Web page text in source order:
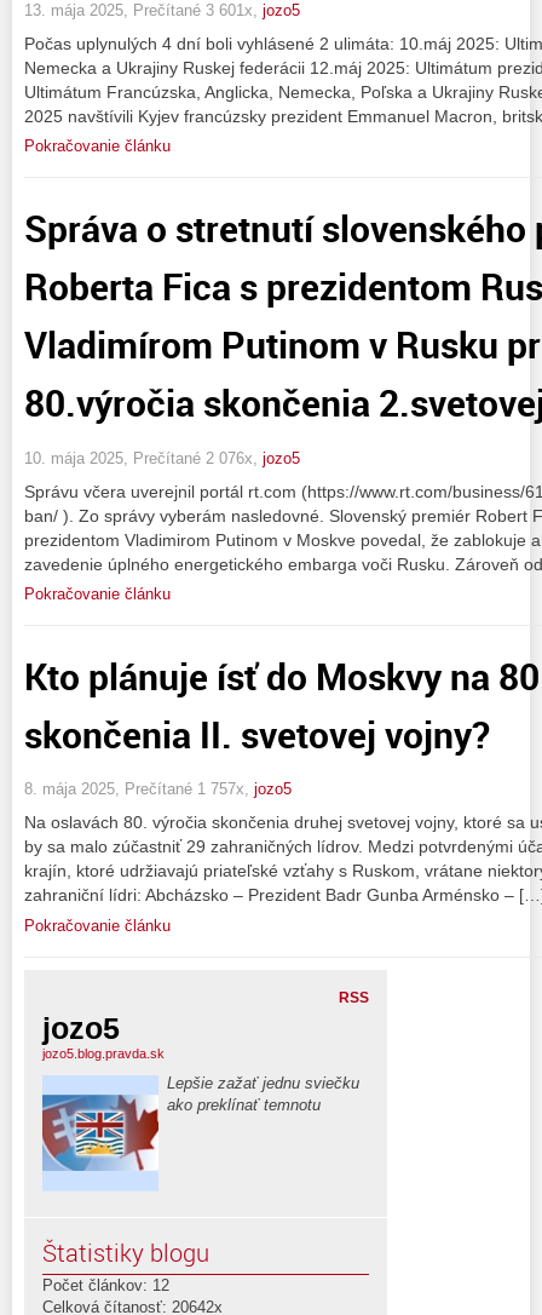
13. mája 2025, Prečítané 3 601x, jozo5
Počas uplynulých 4 dní boli vyhlásené 2 ulimáta: 10.máj 2025:
Nemecka a Ukrajiny Ruskej federácii 12.máj 2025: Ultimátum
Ultimátum Francúzska, Anglicka, Nemecka, Poľska a Ukrajiny
2025 navštívili Kyjev francúzsky prezident Emmanuel Macron,
Pokračovanie článku
Správa o stretnutí slovenského
Roberta Fica s prezidentom
Vladimírom Putinom v Rusku
80.výročia skončenia
10. mája 2025, Prečítané 2 076x, jozo5
Správu včera uverejnil portál rt.com (https://www.rt.com/business/
ban/ ). Zo správy vyberám nasledovné. Slovenský premiér Robert
prezidentom Vladimirom Putinom v Moskve povedal, že zablokuje
zavedenie úplného energetického embarga voči Rusku. Zároveň
Pokračovanie článku
Kto plánuje ísť do Moskvy na
skončenia II. svetovej vojny?
8. mája 2025, Prečítané 1 757x, jozo5
Na oslavách 80. výročia skončenia druhej svetovej vojny, ktoré sa
by sa malo zúčastniť 29 zahraničných lídrov. Medzi potvrdenými
krajín, ktoré udržiavajú priateľské vzťahy s Ruskom, vrátane
zahraniční lídri: Abcházsko – Prezident Badr Gunba Arménsko –
Pokračovanie článku
RSS
jozo5
jozo5.blog.pravda.sk
Lepšie zažať jednu sviečku
ako preklínať temnotu
Štatistiky blogu
Počet článkov: 12
Celková čítanosť: 20642x